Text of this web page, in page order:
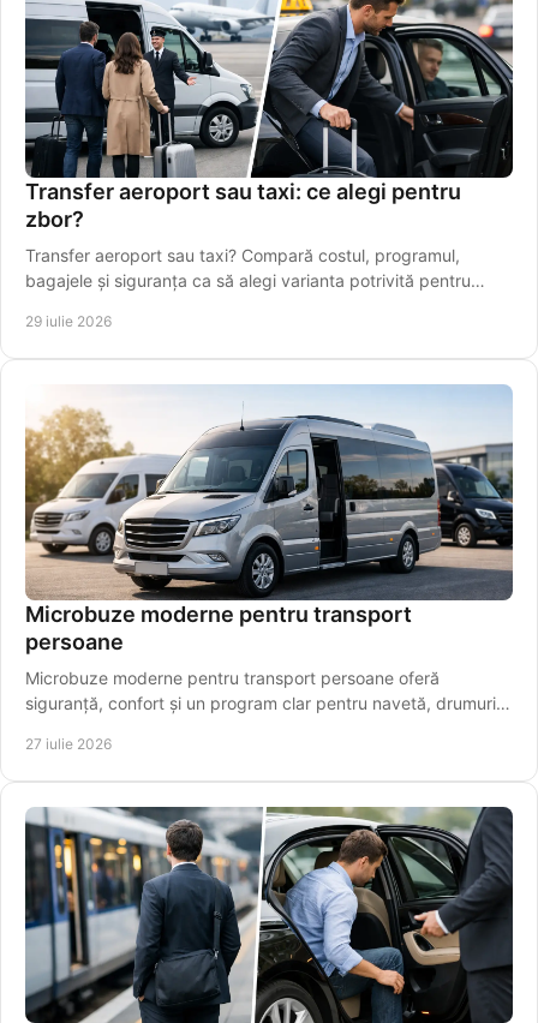
Transfer aeroport sau taxi: ce alegi pentru
zbor?
Transfer aeroport sau taxi? Compară costul, programul,
bagajele și siguranța ca să alegi varianta potrivită pentru
29 iulie 2026
Microbuze moderne pentru transport
persoane
Microbuze moderne pentru transport persoane oferă
siguranță, confort și un program clar pentru navetă, drumuri
27 iulie 2026